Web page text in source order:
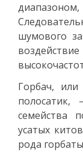
шумового
Горбач,
семейства
усатых
рода